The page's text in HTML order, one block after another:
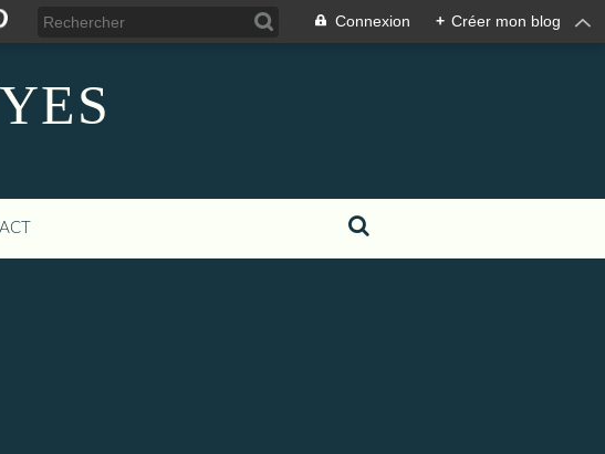
Connexion + Créer mon blog